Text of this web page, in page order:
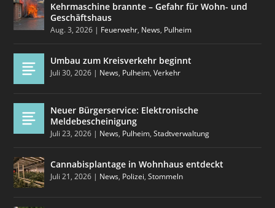
Kehrmaschine brannte – Gefahr für Wohn- und
Geschäftshaus
Aug. 3, 2026 | Feuerwehr, News, Pulheim
Umbau zum Kreisverkehr beginnt
Juli 30, 2026 | News, Pulheim,Verkehr
Neuer Bürgerservice: Elektronische
Meldebescheinigung
Juli 23, 2026 | News, Pulheim,Stadtverwaltung
Cannabisplantage in Wohnhaus entdeckt
Juli 21, 2026 | News, Polizei,Stommeln